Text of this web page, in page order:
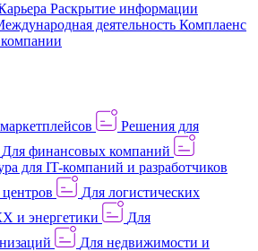
Раскрытие информации
деятельность Комплаенс
Решения для
Для финансовых компаний
для IT-компаний и разработчиков
Для логистических
и энергетики
Для
Для недвижимости и